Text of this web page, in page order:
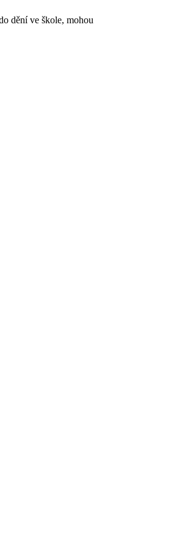
dění ve škole, mohou